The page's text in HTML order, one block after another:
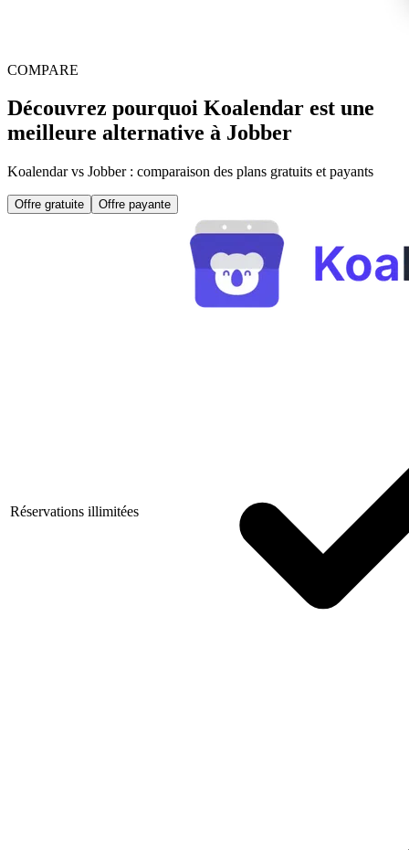
COMPARE
Découvrez pourquoi Koalendar est une
meilleure alternative à Jobber
Koalendar vs Jobber : comparaison des plans gratuits et payants
Offre gratuite Offre payante
Réservations illimitées